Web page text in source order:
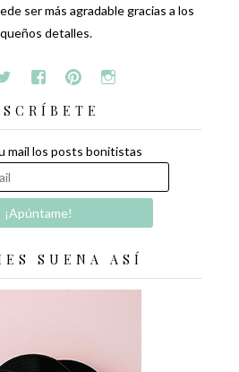
ser más agradable gracias a los
detalles.
mail los posts bonitistas
SUENA ASÍ